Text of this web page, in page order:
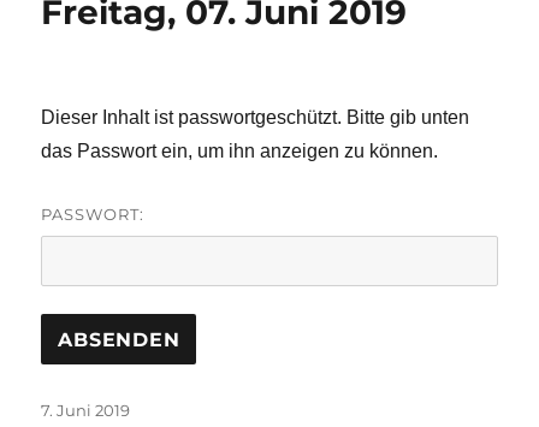
Freitag, 07. Juni 2019
Dieser Inhalt ist passwortgeschützt. Bitte gib unten
das Passwort ein, um ihn anzeigen zu können.
PASSWORT:
Veröffentlicht
7. Juni 2019